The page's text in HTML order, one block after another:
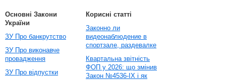
Основні Закони
України
ЗУ Про банкрутство
ЗУ Про виконавче
провадження
ЗУ Про відпустки
Корисні статті
Законно ли
видеонаблюдение в
спортзале, раздевалке
Квартальна звітність
ФОП у 2026: що змінив
Закон №4536-IX і як